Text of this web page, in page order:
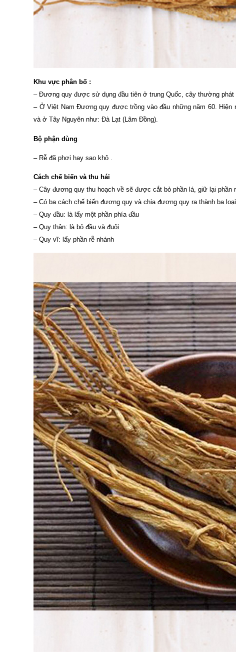
Khu vực phân bố :
– Đương quy được sử dụng đầu tiên ở trung Quốc, cây thường
– Ở Việt Nam Đương quy được trồng vào đầu những năm 60.
và ở Tây Nguyên như: Đà Lạt (Lâm Đồng).
Bộ phận dùng
– Rễ đã phơi hay sao khô .
Cách chế biến và thu hái
– Cây đương quy thu hoạch về sẽ được cắt bỏ phần lá, giữ lại phần
– Có ba cách chế biến đương quy và chia đương quy ra thành ba
– Quy đầu: là lấy một phần phía đầu
– Quy thân: là bỏ đầu và đuôi
– Quy vĩ: lấy phần rễ nhánh